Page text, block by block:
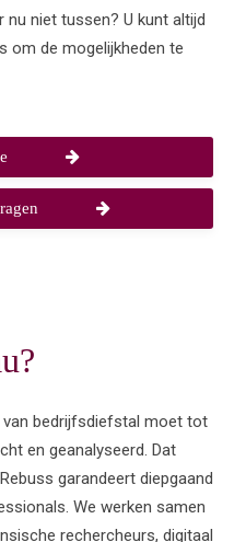
niet tussen? U kunt altijd
om de mogelijkheden te
bedrijfsdiefstal moet tot
en geanalyseerd. Dat
garandeert diepgaand
We werken samen
rechercheurs, digitaal